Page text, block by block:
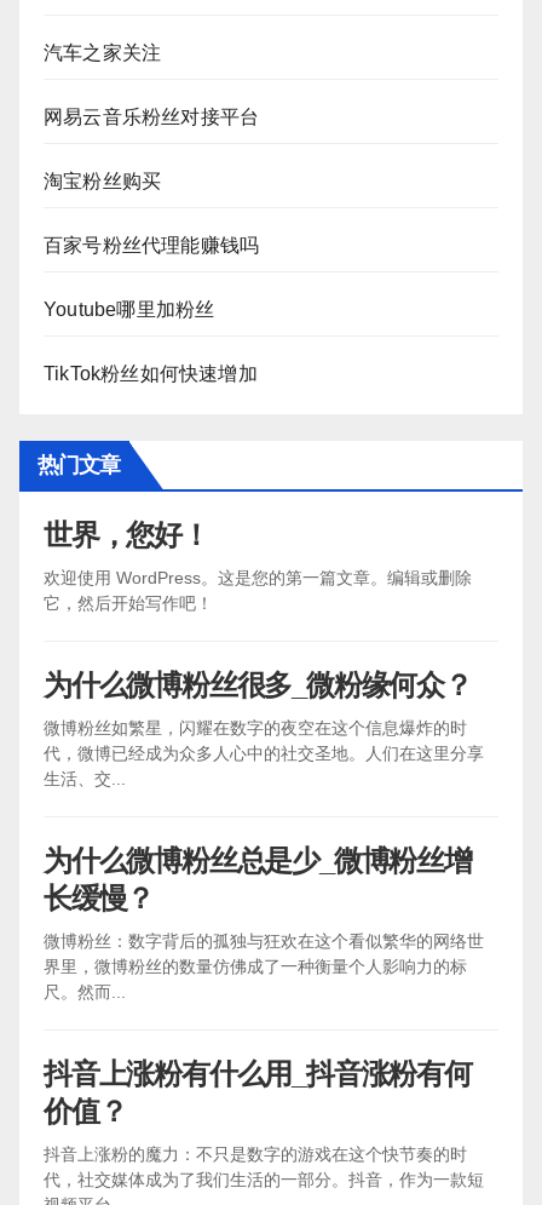
汽车之家关注
网易云音乐粉丝对接平台
淘宝粉丝购买
百家号粉丝代理能赚钱吗
Youtube哪里加粉丝
TikTok粉丝如何快速增加
热门文章
世界，您好！
欢迎使用 WordPress。这是您的第一篇文章。编辑或删除
它，然后开始写作吧！
为什么微博粉丝很多_微粉缘何众？
微博粉丝如繁星，闪耀在数字的夜空在这个信息爆炸的时
代，微博已经成为众多人心中的社交圣地。人们在这里分享
生活、交...
为什么微博粉丝总是少_微博粉丝增
长缓慢？
微博粉丝：数字背后的孤独与狂欢在这个看似繁华的网络世
界里，微博粉丝的数量仿佛成了一种衡量个人影响力的标
尺。然而...
抖音上涨粉有什么用_抖音涨粉有何
价值？
抖音上涨粉的魔力：不只是数字的游戏在这个快节奏的时
代，社交媒体成为了我们生活的一部分。抖音，作为一款短